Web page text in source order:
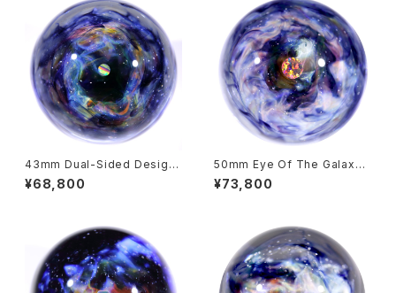
43mm Dual-Sided Design
Nebula Galaxy Glass Marbl
e 両面星雲状宇宙ガラスマーブ
¥68,800
50mm Eye Of The Galaxy
Nebula Glass Marble 宇宙
ガラスマーブル - オブジェ no.
¥73,800